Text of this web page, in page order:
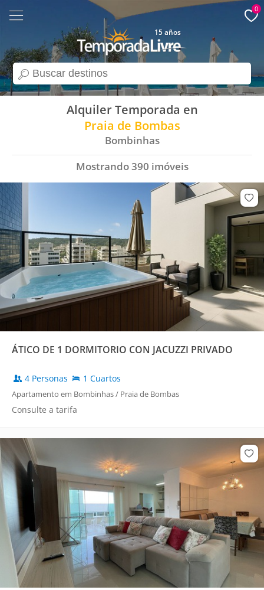
search
15 años
0
Alquiler Temporada en
Praia de Bombas
Bombinhas
Mostrando390 imóveis
ÁTICO DE 1 DORMITORIO CON JACUZZI PRIVADO
4 Personas 1 Cuartos
Apartamento em Bombinhas / Praia de Bombas
Consulte a tarifa